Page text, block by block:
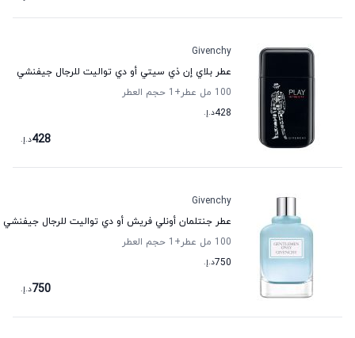
Givenchy
عطر بلاي إن ذي سيتي أو دي تواليت للرجال جيفنشي
100 مل عطر
+1
حجم العطر
428د.إ.
428د.إ.
Givenchy
عطر جنتلمان أونلي فريش أو دي تواليت للرجال جيفنشي
100 مل عطر
+1
حجم العطر
750د.إ.
750د.إ.